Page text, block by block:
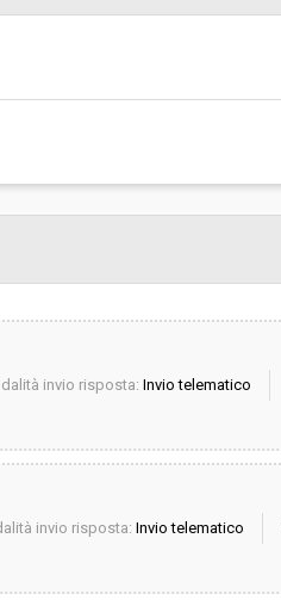
invio risposta: Invio telematico
invio risposta: Invio telematico